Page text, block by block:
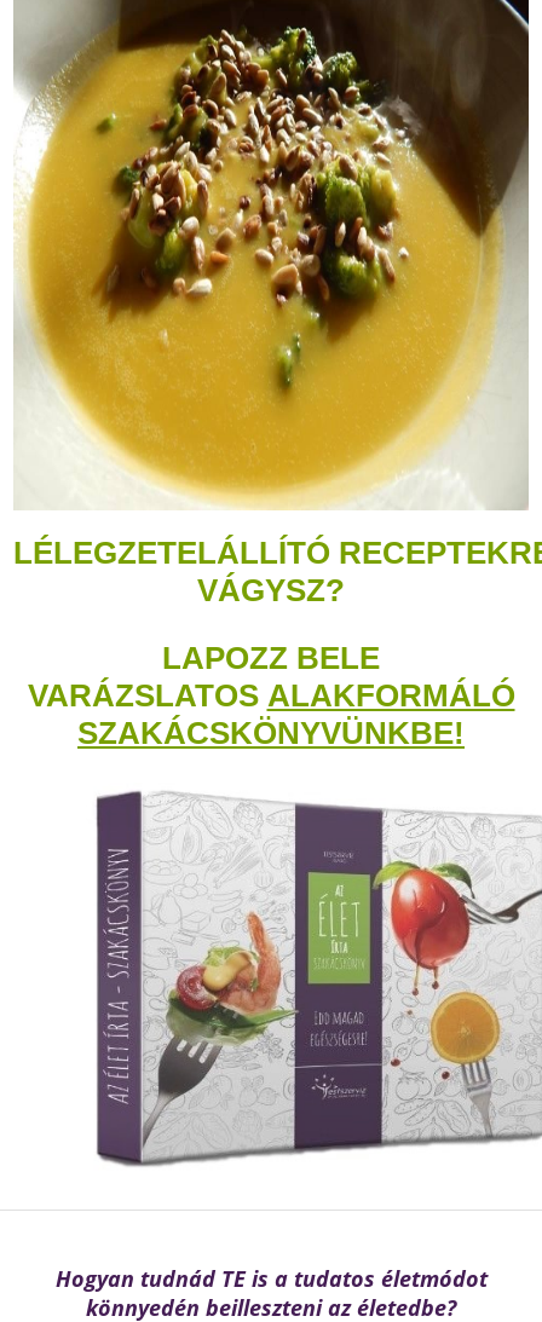
LÉLEGZETELÁLLÍTÓ
VÁGYSZ?
LAPOZZ BELE
VARÁZSLATOS ALAKFORMÁLÓ
SZAKÁCSKÖNYVÜNKBE!
Hogyan tudnád TE is a tudatos életmódot
könnyedén beilleszteni az életedbe?